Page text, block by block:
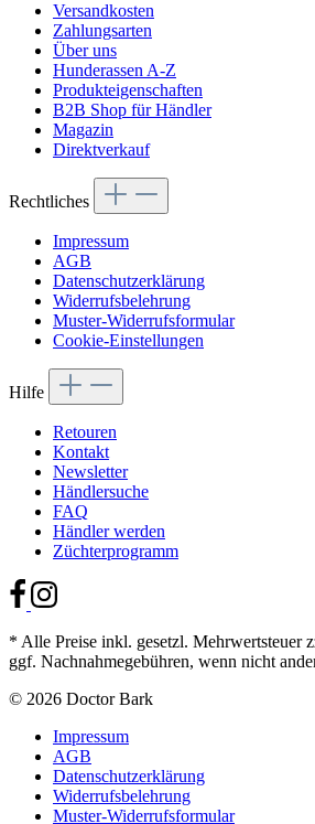
Versandkosten
Zahlungsarten
Über uns
Hunderassen A-Z
Produkteigenschaften
B2B Shop für Händler
Magazin
Direktverkauf
Rechtliches
Impressum
AGB
Datenschutzerklärung
Widerrufsbelehrung
Muster-Widerrufsformular
Cookie-Einstellungen
Hilfe
Retouren
Kontakt
Newsletter
Händlersuche
FAQ
Händler werden
Züchterprogramm
* Alle Preise inkl. gesetzl. Mehrwertsteuer
ggf. Nachnahmegebühren, wenn nicht
© 2026 Doctor Bark
Impressum
AGB
Datenschutzerklärung
Widerrufsbelehrung
Muster-Widerrufsformular